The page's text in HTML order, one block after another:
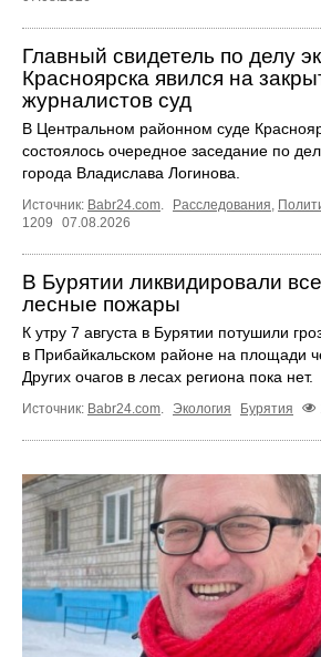
Главный свидетель по делу
Красноярска явился на
журналистов суд
В Центральном районном суде
состоялось очередное заседание по
города Владислава Логинова.
Источник: Babr24.com. Расследования,
1209
07.08.2026
В Бурятии ликвидировали
лесные пожары
К утру 7 августа в Бурятии потушили
в Прибайкальском районе на площади
Других очагов в лесах региона пока нет.
Источник: Babr24.com. Экология Бурятия